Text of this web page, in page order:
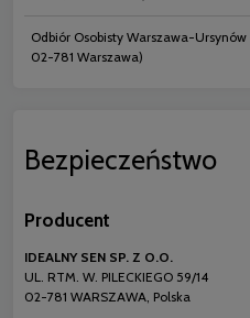
Odbiór Osobisty Warszawa-Ursynów
02-781 Warszawa)
Bezpieczeństwo
Producent
IDEALNY SEN SP. Z O.O.
UL. RTM. W. PILECKIEGO 59/14
02-781 WARSZAWA, Polska